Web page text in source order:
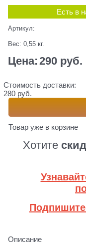
Есть в
Артикул:
Вес: 0,55 кг.
Цена:290 руб.
Стоимость доставки:
280 руб.
Товар уже в корзине
Хотите
Описание